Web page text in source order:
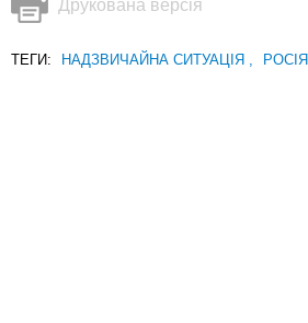
Друкована версія
ТЕГИ: НАДЗВИЧАЙНА СИТУАЦІЯ , РОСІЯ